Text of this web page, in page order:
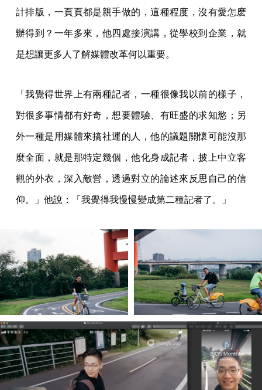
計排版，一頁頁都是親手做的，這種程度，沒有愛怎麽
辦得到？一年多來，他四處接演講，從學校到企業，就
是想讓更多人了解媒體改革何以重要。
「我覺得世界上有兩種記者，一種很像我以前的樣子，
對很多事情都有好奇，想要體驗、有旺盛的求知慾；另
外一種是用媒體來搞社運的人，他的議題關懷可能沒那
麼全面，就是那特定幾個，他化身成記者，披上中立客
觀的外衣，深入敵營，透過對立的論述來反思自己的信
仰。」他說：「我覺得我慢慢變成第二種記者了。」